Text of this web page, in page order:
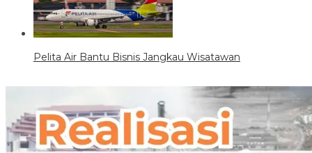
Pelita Air Bantu Bisnis Jangkau Wisatawan